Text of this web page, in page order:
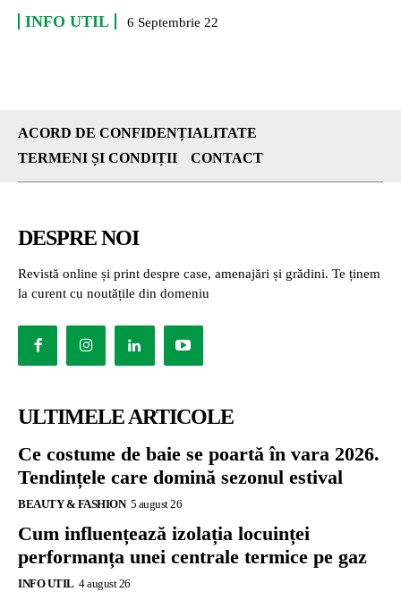
INFO UTIL 6 Septembrie 22
ACORD DE CONFIDENȚIALITATE
TERMENI ȘI CONDIȚII
CONTACT
DESPRE NOI
Revistă online și print despre case, amenajări și grădini. Te ținem
la curent cu noutățile din domeniu
ULTIMELE ARTICOLE
Ce costume de baie se poartă în vara 2026.
Tendințele care domină sezonul estival
BEAUTY & FASHION 5 august 26
Cum influențează izolația locuinței
performanța unei centrale termice pe gaz
INFO UTIL 4 august 26